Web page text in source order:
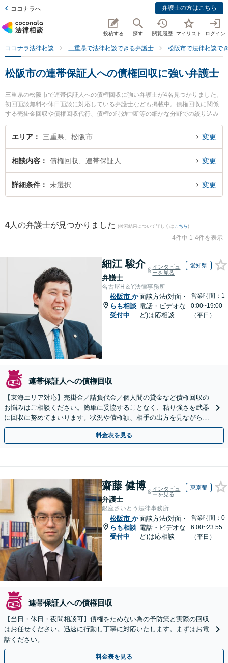
ココナラへ 弁護士の方はこちら
投稿する 探す 閲覧履歴 マイリスト ログイン
ココナラ法律相談 三重県で法律相談できる弁護士 松阪市で法律相談で
松阪市の連帯保証人への債権回収に強い弁護士
三重県の松阪市で連帯保証人への債権回収に強い弁護士が4名見つかりました。
初回面談無料や休日面談に対応している弁護士なども掲載中。債権回収に関係
する売掛金回収や債権回収代行、債権の時効中断等の細かな分野での絞り込み
検索もでき便利です。特にプロップ松阪法律事務所の北野 岳志弁護士や本庄法
律事務所の本庄 美和子弁護士、山本法律事務所の山本 哲也弁護士のプロフィー
『連帯保証人への債権回収のトラブル解決の実績豊富な近くの弁護士を検索し
たい』『初回相談無料で連帯保証人への債権回収を法律相談できる松阪市内の
弁護士に相談予約したい』などでお困りの相談者さんにおすすめです。
エリア 三重県、松阪市 変更
相談内容 債権回収、連帯保証人 変更
詳細条件 未選択 変更
4 人の弁護士が見つかりました (検索結果について詳しくは こちら)
4件中 1-4件を表示
細江 駿介
弁護士
インタビュ
ーを見る
愛知県
名古屋H＆Y法律事務所
松阪市 か
らも相談
受付中
面談方法(対面・
電話・ビデオな
ど)は応相談
営業時間：1
0:00~19:00
（平日）
連帯保証人への債権回収
【東海エリア対応】売掛金／請負代金／個人間の貸金など債権回収の
お悩みはご相談ください。簡単に妥協することなく、粘り強さを武器
に回収に努めてまいります。状況や債権額、相手の出方を見ながら、
効果的な方法を臨機応変に対応いたします【土日祝対応可】
料金表を見る
齋藤 健博
弁護士
インタビュ
ーを見る
東京都
銀座さいとう法律事務所
松阪市 か
らも相談
受付中
面談方法(対面・
電話・ビデオな
ど)は応相談
営業時間：0
6:00~23:55
（平日）
連帯保証人への債権回収
【当日・休日・夜間相談可】債権をためない為の予防策と実際の回収
はお任せください。迅速に行動し丁寧に対応いたします。まずはお電
話ください。
料金表を見る